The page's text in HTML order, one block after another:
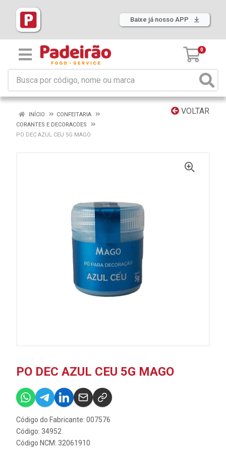
Baixe já nosso APP
0
VOLTAR
INÍCIO
CONFEITARIA
CORANTES E DECORACOES
PO DEC AZUL CEU 5G MAGO
PO DEC AZUL CEU 5G MAGO
Código do Fabricante: 007576
Código: 34952
Código NCM: 32061910